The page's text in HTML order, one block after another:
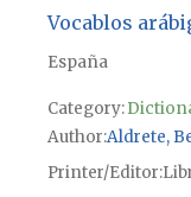
Vocablos
España
Category:
Author Aldrete,
Printer/Editor